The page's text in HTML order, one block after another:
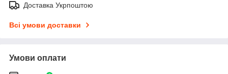
Доставка Укрпоштою
Всі умови доставки
Умови оплати